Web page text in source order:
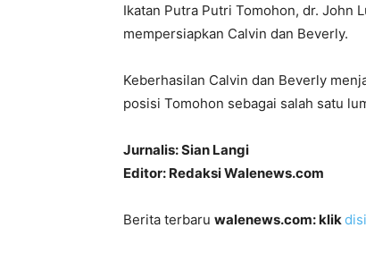
Ikatan Putra Putri Tomohon, dr. John
mempersiapkan Calvin dan Beverly.
Keberhasilan Calvin dan Beverly
posisi Tomohon sebagai salah satu
Jurnalis: Sian Langi
Editor: Redaksi Walenews.com
Berita terbaru walenews.com: klik